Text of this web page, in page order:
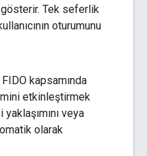
Tek seferlik
oturumunu
kapsamında
etkinleştirmek
veya
olarak